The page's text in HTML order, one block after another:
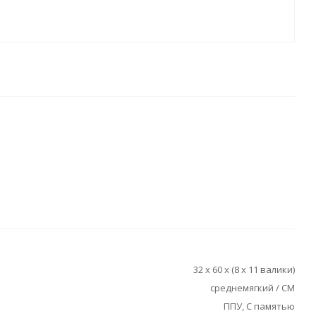
32 х 60 х (8 х 11 валики)
среднемягкий / СМ
ППУ, С памятью